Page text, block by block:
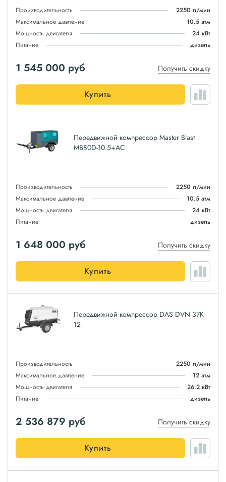
Производительность
2250 л/мин
Максимальное давление
10.5 атм
Мощность двигателя
24 кВт
Питание
дизель
1 545 000 руб Получить скидку
Купить
Передвижной компрессор Master Blast
MB80D-10.5+AC
Производительность
2250 л/мин
Максимальное давление
10.5 атм
Мощность двигателя
24 кВт
Питание
дизель
1 648 000 руб Получить скидку
Купить
Передвижной компрессор DAS DVN 37K
12
Производительность
2250 л/мин
Максимальное давление
12 атм
Мощность двигателя
26.2 кВт
Питание
дизель
2 536 879 руб Получить скидку
Купить